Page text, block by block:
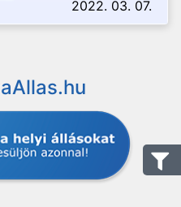
2022. 03. 07.